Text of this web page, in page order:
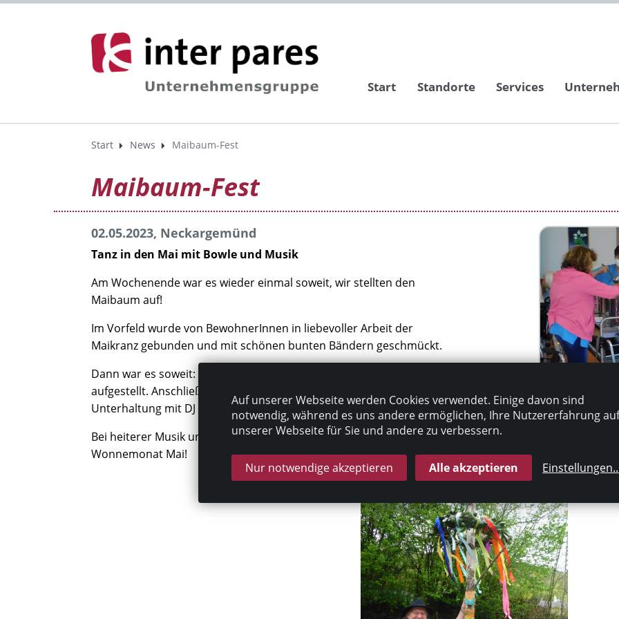
Start Standorte Services
Start News Maibaum-Fest
Maibaum-Fest
02.05.2023, Neckargemünd
Tanz in den Mai mit Bowle und Musik
Am Wochenende war es wieder einmal soweit, wir stellten den
Maibaum auf!
Im Vorfeld wurde von BewohnerInnen in liebevoller Arbeit der
Maikranz gebunden und mit schönen bunten Bändern geschmückt.
Dann war es soweit: gemeinsam haben wir unseren Maibaum
aufgestellt. Anschließend gab es Maibowle und musikalische
Unterhaltung mit DJ Mayer.
Bei heiterer Musik und Tanz hatten alle einen schönen Start in den
Wonnemonat Mai!
Auf unserer Webseite werden Cookies verwendet. Einige davon sind
notwendig, während es uns andere ermöglichen, Ihre Nutzererfahrung auf
unserer Webseite für Sie und andere zu verbessern.
Nur notwendige akzeptieren Alle akzeptieren Einstellungen